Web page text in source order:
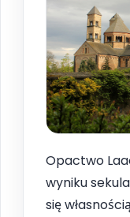
Opactwo
wyniku
się